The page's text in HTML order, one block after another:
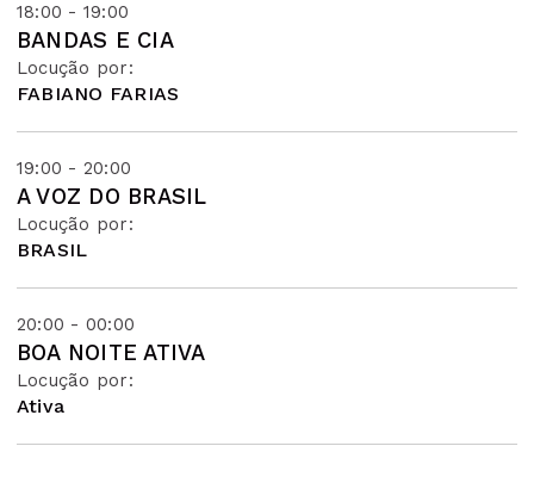
18:00 - 19:00
BANDAS E CIA
Locução por:
FABIANO FARIAS
19:00 - 20:00
A VOZ DO BRASIL
Locução por:
BRASIL
20:00 - 00:00
BOA NOITE ATIVA
Locução por:
Ativa